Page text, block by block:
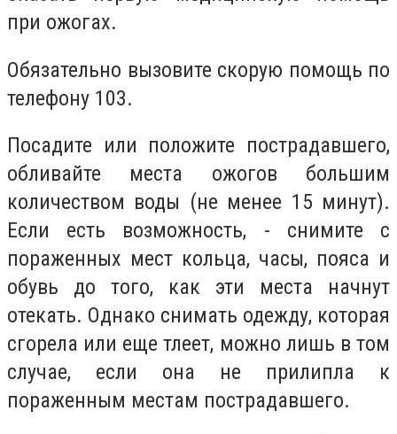
при ожогах.
Обязательно вызовите скорую помощь по
телефону 103.
Посадите или положите пострадавшего,
обливайте места ожогов большим
количеством воды (не менее 15 минут).
Если есть возможность, - снимите с
пораженных мест кольца, часы, пояса и
обувь до того, как эти места начнут
отекать. Однако снимать одежду, которая
сгорела или еще тлеет, можно лишь в том
случае, если она не прилипла к
пораженным местам пострадавшего.